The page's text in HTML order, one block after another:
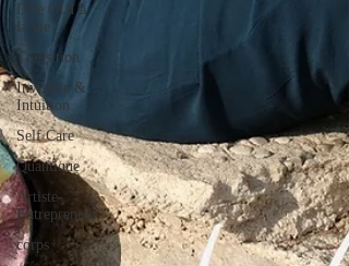
Dire OUI à
la vie
Transition
Invisible &
Intuition
Self Care
Quantique
Artiste-
Entrepreneur
corps